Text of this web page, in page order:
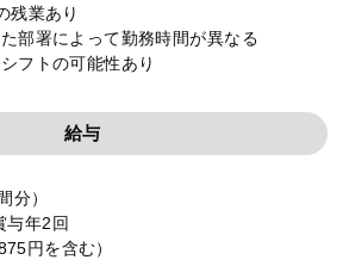
残業あり
部署によって勤務時間が異なる
フトの可能性あり
給与
分）
与年2回
円を含む）